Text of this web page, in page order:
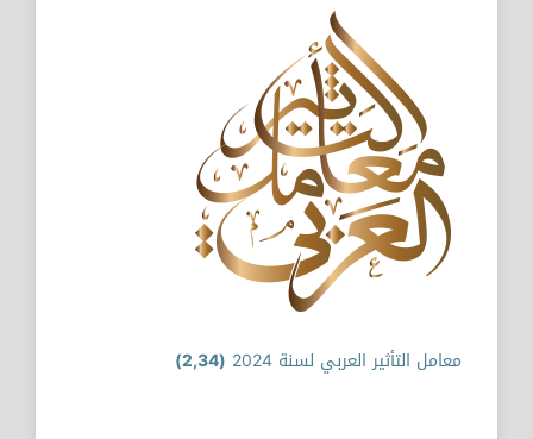
معامل التأثير العربي لسنة 2024 (2,34)